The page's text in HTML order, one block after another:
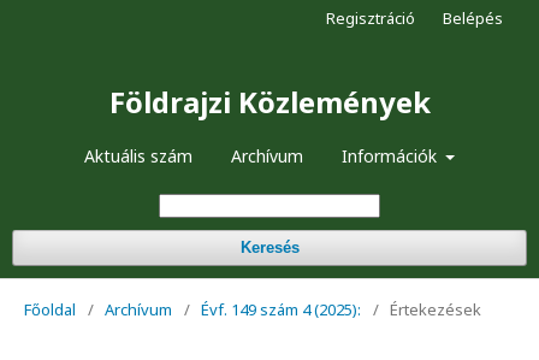
Földrajzi Közlemények
Aktuális szám Archívum Információk
Keresés
Regisztráció Belépés
Főoldal / Archívum / Évf. 149 szám 4 (2025): / Értekezések